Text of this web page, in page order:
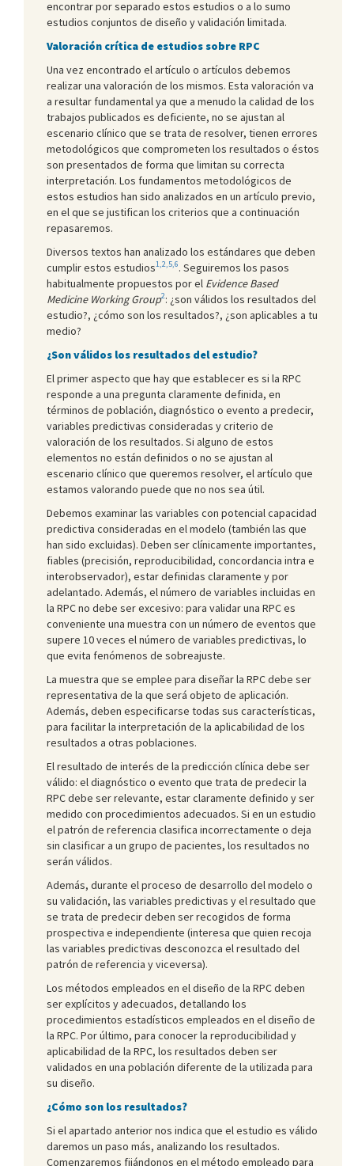
encontrar por separado estos estudios o a lo sumo
estudios conjuntos de diseño y validación limitada.
Valoración crítica de estudios sobre RPC
Una vez encontrado el artículo o artículos debemos
realizar una valoración de los mismos. Esta valoración va
a resultar fundamental ya que a menudo la calidad de los
trabajos publicados es deficiente, no se ajustan al
escenario clínico que se trata de resolver, tienen errores
metodológicos que comprometen los resultados o éstos
son presentados de forma que limitan su correcta
interpretación. Los fundamentos metodológicos de
estos estudios han sido analizados en un artículo previo,
en el que se justifican los criterios que a continuación
repasaremos.
Diversos textos han analizado los estándares que deben
cumplir estos estudios1,2,5,6. Seguiremos los pasos
habitualmente propuestos por el Evidence Based
Medicine Working Group2: ¿son válidos los resultados del
estudio?, ¿cómo son los resultados?, ¿son aplicables a tu
medio?
¿Son válidos los resultados del estudio?
El primer aspecto que hay que establecer es si la RPC
responde a una pregunta claramente definida, en
términos de población, diagnóstico o evento a predecir,
variables predictivas consideradas y criterio de
valoración de los resultados. Si alguno de estos
elementos no están definidos o no se ajustan al
escenario clínico que queremos resolver, el artículo que
estamos valorando puede que no nos sea útil.
Debemos examinar las variables con potencial capacidad
predictiva consideradas en el modelo (también las que
han sido excluidas). Deben ser clínicamente importantes,
fiables (precisión, reproducibilidad, concordancia intra e
interobservador), estar definidas claramente y por
adelantado. Además, el número de variables incluidas en
la RPC no debe ser excesivo: para validar una RPC es
conveniente una muestra con un número de eventos que
supere 10 veces el número de variables predictivas, lo
que evita fenómenos de sobreajuste.
La muestra que se emplee para diseñar la RPC debe ser
representativa de la que será objeto de aplicación.
Además, deben especificarse todas sus características,
para facilitar la interpretación de la aplicabilidad de los
resultados a otras poblaciones.
El resultado de interés de la predicción clínica debe ser
válido: el diagnóstico o evento que trata de predecir la
RPC debe ser relevante, estar claramente definido y ser
medido con procedimientos adecuados. Si en un estudio
el patrón de referencia clasifica incorrectamente o deja
sin clasificar a un grupo de pacientes, los resultados no
serán válidos.
Además, durante el proceso de desarrollo del modelo o
su validación, las variables predictivas y el resultado que
se trata de predecir deben ser recogidos de forma
prospectiva e independiente (interesa que quien recoja
las variables predictivas desconozca el resultado del
patrón de referencia y viceversa).
Los métodos empleados en el diseño de la RPC deben
ser explícitos y adecuados, detallando los
procedimientos estadísticos empleados en el diseño de
la RPC. Por último, para conocer la reproducibilidad y
aplicabilidad de la RPC, los resultados deben ser
validados en una población diferente de la utilizada para
su diseño.
¿Cómo son los resultados?
Si el apartado anterior nos indica que el estudio es válido
daremos un paso más, analizando los resultados.
Comenzaremos fijándonos en el método empleado para